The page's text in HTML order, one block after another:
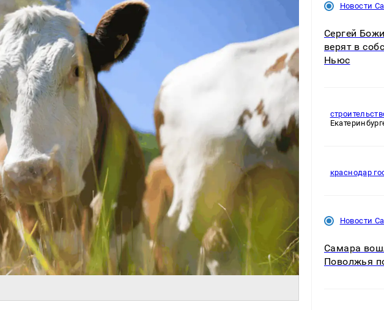
Новости
Сергей
верят в
Ньюс
краснодар
Новости
Самара
Поволжья